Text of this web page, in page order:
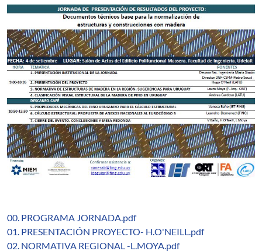
00. PROGRAMA JORNADA.pdf
01. PRESENTACIÓN PROYECTO- H.O'NEILL.pdf
02. NORMATIVA REGIONAL -L.MOYA.pdf